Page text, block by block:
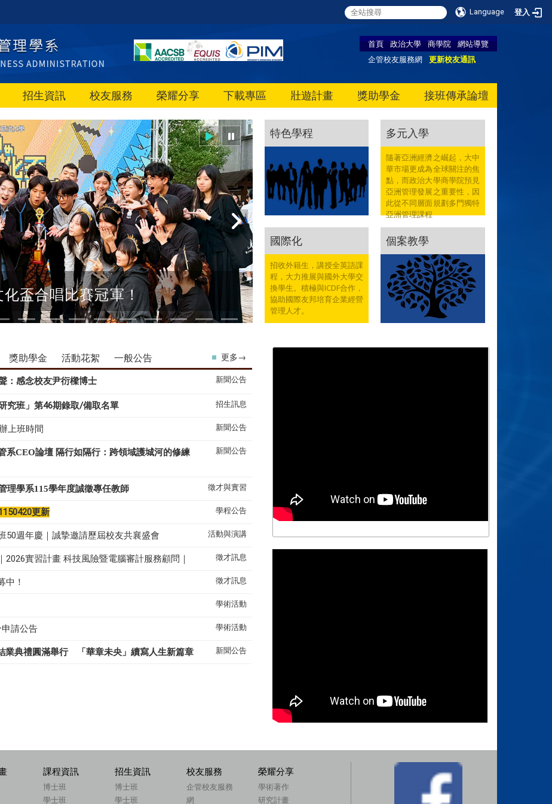
Language 登入
首頁 政治大學 商學院
網站導覽
企管校友服務網
更新校友通訊
招生資訊 校友服務 榮耀分享 下載專區 壯遊計畫 獎助學金 接班傳承論壇
盃合唱比賽冠軍！
特色學程 多元入學
隨著亞洲經濟之崛起，大中
華市場更成為全球關注的焦
點，而政治大學商學院預見
亞洲管理發展之重要性，因
此從不同層面規劃多門獨特
亞洲管理課程
國際化
招收外籍生，講授全英語課
程，大力推展與國外大學交
換學生。積極與ICDF合作，
協助國際友邦培育企業經營
管理人才。
個案教學
獎助學金 活動花絮 一般公告
： 感念校友尹衍樑博士 新聞公告
究班」第46期錄取/備取名單 招生訊息
上班時間 新聞公告
系CEO論壇 隔行如隔行：跨領域護城河的修練
新聞公告
理學系115學年度誠徵專任教師 徵才與實習
更新 學程公告
50週年慶｜誠摯邀請歷屆校友共襄盛會 活動與演講
2026實習計畫 科技風險暨電腦審計服務顧問｜ 徵才訊息
中！ 徵才訊息
學術活動
申請公告 學術活動
業典禮圓滿舉行 「華章未央」續寫人生新篇章 新聞公告
更多→
課程資訊
博士班
學士班
招生資訊
博士班
學士班
校友服務
企管校友服務
網
榮耀分享
學術著作
研究計畫